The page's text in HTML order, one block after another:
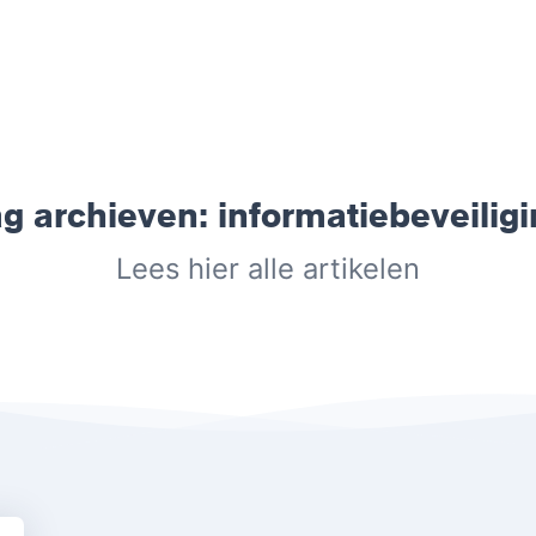
archieven:
Lees hier alle artikelen